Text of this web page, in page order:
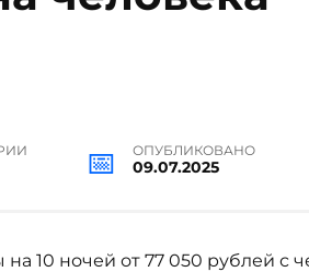
ОПУБЛИКОВАНО
09.07.2025
10 ночей от 77 050 рублей с